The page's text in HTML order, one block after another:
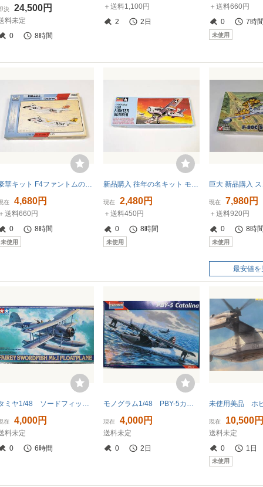
決 24,500円
料未定
0
8時間
＋送料1,100円
2
2日
＋送料660円
0
7時
未使用
豪華キット F4ファントムの始祖 グランドフェニックス 1/48 マクダネル F3H-2N デーモン エッチングパーツ レジンパーツ付き
在 4,680円
送料660円
0
8時間
未使用
新品購入 往年の名キット モノグラム 1/72 ノースアメリカン T-28D 軽攻撃機
現在 2,480円
＋送料450円
0
8時間
未使用
現在 7,980円
＋送料920円
0
8時
未使用
最安値を
在 4,000円
料未定
0
6時間
現在 4,000円
送料未定
0
2日
現在 10,500
送料未定
0
1日
未使用